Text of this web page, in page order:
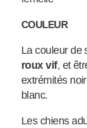
COULEUR
La couleur de
roux vif, et
extrémités
blanc.
Les chiens